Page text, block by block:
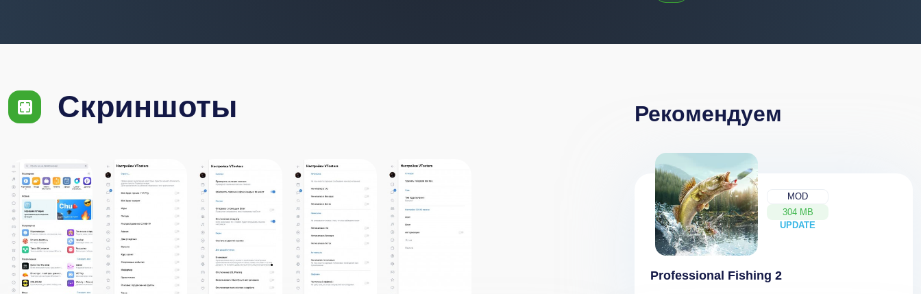
Скриншоты Рекомендуем
MOD
304 MB
UPDATE
NEW
Professional Fishing 2